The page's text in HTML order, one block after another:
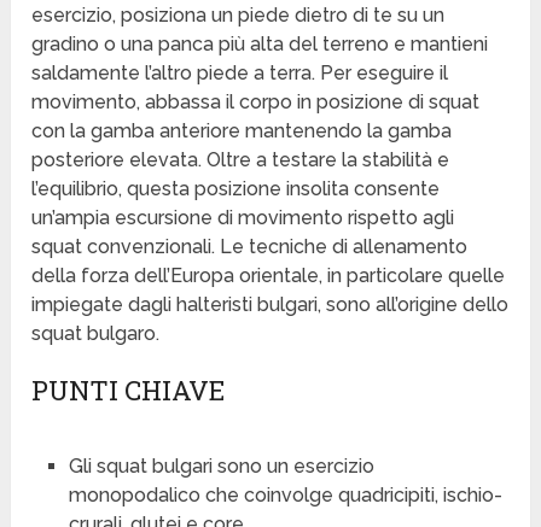
esercizio, posiziona un piede dietro di te su un
gradino o una panca più alta del terreno e mantieni
saldamente l’altro piede a terra. Per eseguire il
movimento, abbassa il corpo in posizione di squat
con la gamba anteriore mantenendo la gamba
posteriore elevata. Oltre a testare la stabilità e
l’equilibrio, questa posizione insolita consente
un’ampia escursione di movimento rispetto agli
squat convenzionali. Le tecniche di allenamento
della forza dell’Europa orientale, in particolare quelle
impiegate dagli halteristi bulgari, sono all’origine dello
squat bulgaro.
PUNTI CHIAVE
Gli squat bulgari sono un esercizio
monopodalico che coinvolge quadricipiti, ischio-